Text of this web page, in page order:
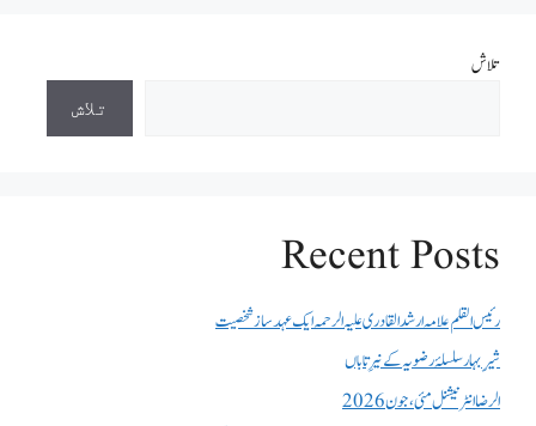
تلاش
تلاش
Recent Posts
رئیس القلم علامہ ارشد القادری علیہ الرحمہ ایک عہد ساز شخصیت
شیرِ بہار سلسلۂ رضویہ کے نیرِ تاباں
الرضا انٹر نیشنل مئی، جون 2026